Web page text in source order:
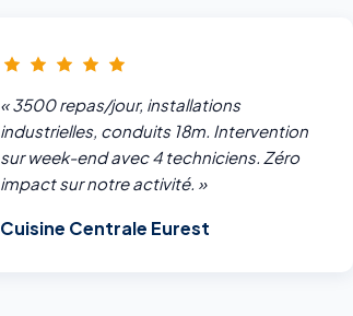
« 3500 repas/jour, installations
industrielles, conduits 18m. Intervention
sur week-end avec 4 techniciens. Zéro
impact sur notre activité. »
Cuisine Centrale Eurest